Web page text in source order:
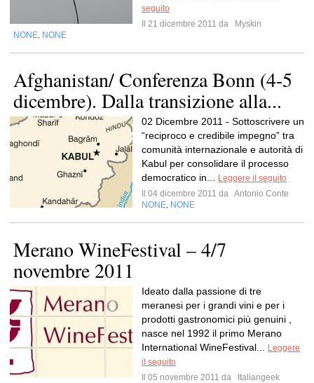
seguito
Il 21 dicembre 2011 da
Myskin
NONE NONE
Afghanistan/ Conferenza Bonn (4-5
dicembre). Dalla transizione alla...
02 Dicembre 2011 - Sottoscrivere un
“reciproco e credibile impegno” tra
comunità internazionale e autorità di
Kabul per consolidare il processo
democratico in...
Leggere il seguito
Il 04 dicembre 2011 da Antonio Conte
NONE NONE
Merano WineFestival – 4/7
novembre 2011
Ideato dalla passione di tre
meranesi per i grandi vini e per i
prodotti gastronomici più genuini ,
nasce nel 1992 il primo Merano
International WineFestival...
Leggere
il seguito
Il 05 novembre 2011 da
Italiangeek